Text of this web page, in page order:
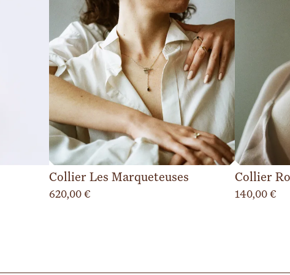
Collier Les Marqueteuses
620,00€
Collier
140,00€